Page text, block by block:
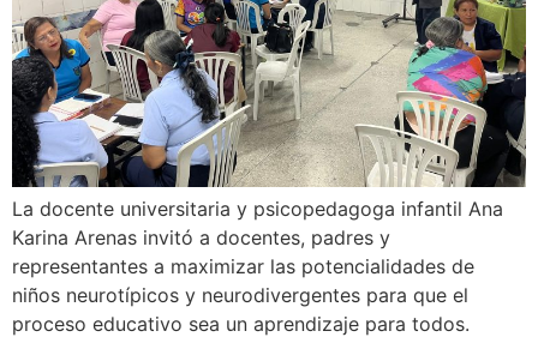
La docente universitaria y psicopedagoga infantil Ana
Karina Arenas invitó a docentes, padres y
representantes a maximizar las potencialidades de
niños neurotípicos y neurodivergentes para que el
proceso educativo sea un aprendizaje para todos.